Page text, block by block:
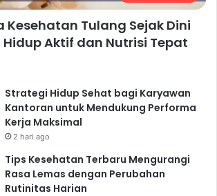
Kesehatan Tulang Sejak Dini
Aktif dan Nutrisi Tepat
Strategi Hidup Sehat bagi Karyawan
Kantoran untuk Mendukung Performa
Kerja Maksimal
2 hari ago
Tips Kesehatan Terbaru Mengurangi
Rasa Lemas dengan Perubahan
Rutinitas Harian